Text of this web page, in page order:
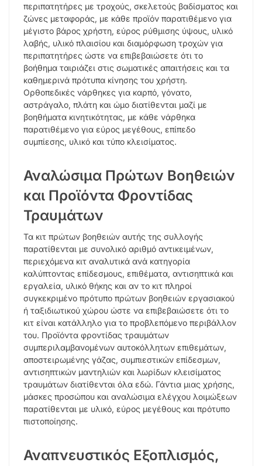
περιπατητήρες με τροχούς, σκελετούς βαδίσματος και
ζώνες μεταφοράς, με κάθε προϊόν παρατιθέμενο για
μέγιστο βάρος χρήστη, εύρος ρύθμισης ύψους, υλικό
λαβής, υλικό πλαισίου και διαμόρφωση τροχών για
περιπατητήρες ώστε να επιβεβαιώσετε ότι το
βοήθημα ταιριάζει στις σωματικές απαιτήσεις και τα
καθημερινά πρότυπα κίνησης του χρήστη.
Ορθοπεδικές νάρθηκες για καρπό, γόνατο,
αστράγαλο, πλάτη και ώμο διατίθενται μαζί με
βοηθήματα κινητικότητας, με κάθε νάρθηκα
παρατιθέμενο για εύρος μεγέθους, επίπεδο
συμπίεσης, υλικό και τύπο κλεισίματος.
Αναλώσιμα Πρώτων Βοηθειών
και Προϊόντα Φροντίδας
Τραυμάτων
Τα κιτ πρώτων βοηθειών αυτής της συλλογής
παρατίθενται με συνολικό αριθμό αντικειμένων,
περιεχόμενα κιτ αναλυτικά ανά κατηγορία
καλύπτοντας επίδεσμους, επιθέματα, αντισηπτικά και
εργαλεία, υλικό θήκης και αν το κιτ πληροί
συγκεκριμένο πρότυπο πρώτων βοηθειών εργασιακού
ή ταξιδιωτικού χώρου ώστε να επιβεβαιώσετε ότι το
κιτ είναι κατάλληλο για το προβλεπόμενο περιβάλλον
του. Προϊόντα φροντίδας τραυμάτων
συμπεριλαμβανομένων αυτοκόλλητων επιθεμάτων,
αποστειρωμένης γάζας, συμπιεστικών επίδεσμων,
αντισηπτικών μαντηλιών και λωρίδων κλεισίματος
τραυμάτων διατίθενται όλα εδώ. Γάντια μιας χρήσης,
μάσκες προσώπου και αναλώσιμα ελέγχου λοιμώξεων
παρατίθενται με υλικό, εύρος μεγέθους και πρότυπο
πιστοποίησης.
Αναπνευστικός Εξοπλισμός,